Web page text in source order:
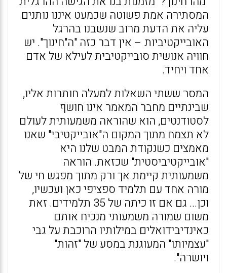
המסתירה אמת פשוטה שכמעט איננו נותנים
עליה את הדעת מרוב שנשבנו בהרגל
האובייקטיביות – אין דבר כזה "ה"חינוך". יש
חוויה אנושית סובייקטיבית לעילא של אדם
אחד ויחיד.
המסר ששתי השאלות למעלה חותרות אליו,
שבינתיים מחבר המאמר אינו חושף
לסטודנטים, הוא שהוראה משמעותית לעולם
לא תצמח מתוך המקום ה"אובייקטיבי" שאנו
מאמצים כשנקודת המבט שלנו היא
"אובייקטיביסטית" שכזאת. הוראה
משמעותית קיימת אך ורק מתוך מפגש חי של
מורה אחד עם תלמיד ספציפי כאן ועכשיו,
וכן... גם אם זו כיתה של 35 תלמידים. זאת
משום שמורה משמעותי מנכיח אותם
כאינדיבידואלים במילותיו הרוכבת על גבי
"עצמיותו" המעוגנת במסע של "זהות"
ויושרה".